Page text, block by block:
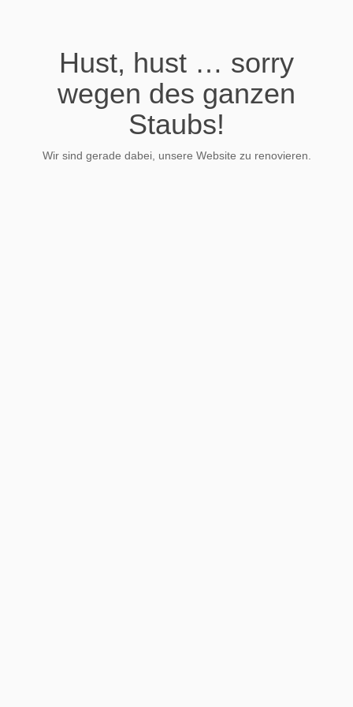
Hust, hust … sorry
wegen des ganzen
Staubs!
Wir sind gerade dabei, unsere Website zu renovieren.